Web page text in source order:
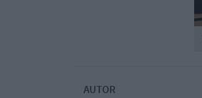
AUTOR